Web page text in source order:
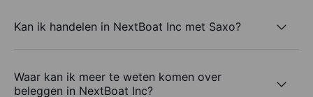
Kan ik handelen in NextBoat Inc met Saxo?
Waar kan ik meer te weten komen over
beleggen in NextBoat Inc?